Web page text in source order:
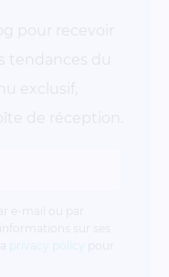
privacy policy